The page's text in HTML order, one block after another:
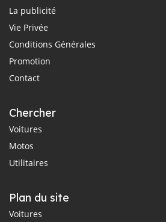
La publicité
Vie Privée
Conditions Générales
Promotion
Contact
Chercher
Voitures
Motos
Utilitaires
Plan du site
Voitures